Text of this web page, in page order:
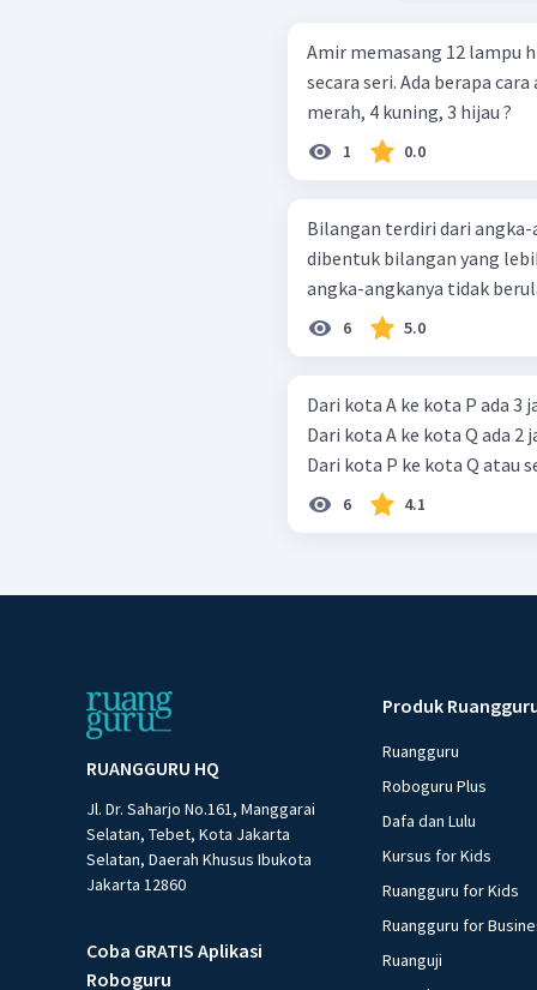
Amir memasang 12 lampu
secara seri. Ada berapa
merah, 4 kuning, 3 hijau ?
1 0.0
Bilangan terdiri dari angka-
dibentuk bilangan yang
angka-angkanya tidak
6 5.0
Dari kota A ke kota P ada 3
Dari kota A ke kota Q ada 2
Dari kota P ke kota Q atau
6 4.1
RUANGGURU HQ
Jl. Dr. Saharjo No.161, Manggarai
Selatan, Tebet, Kota Jakarta
Selatan, Daerah Khusus Ibukota
Jakarta 12860
Coba GRATIS Aplikasi
Roboguru
Produk
Ruangguru
Roboguru Plus
Dafa dan Lulu
Kursus for Kids
Ruangguru for Kids
Ruangguru for
Ruanguji